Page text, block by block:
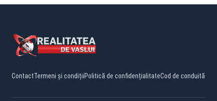
ContactTermeni și condițiiPolitică de confidențialitateCod de conduită